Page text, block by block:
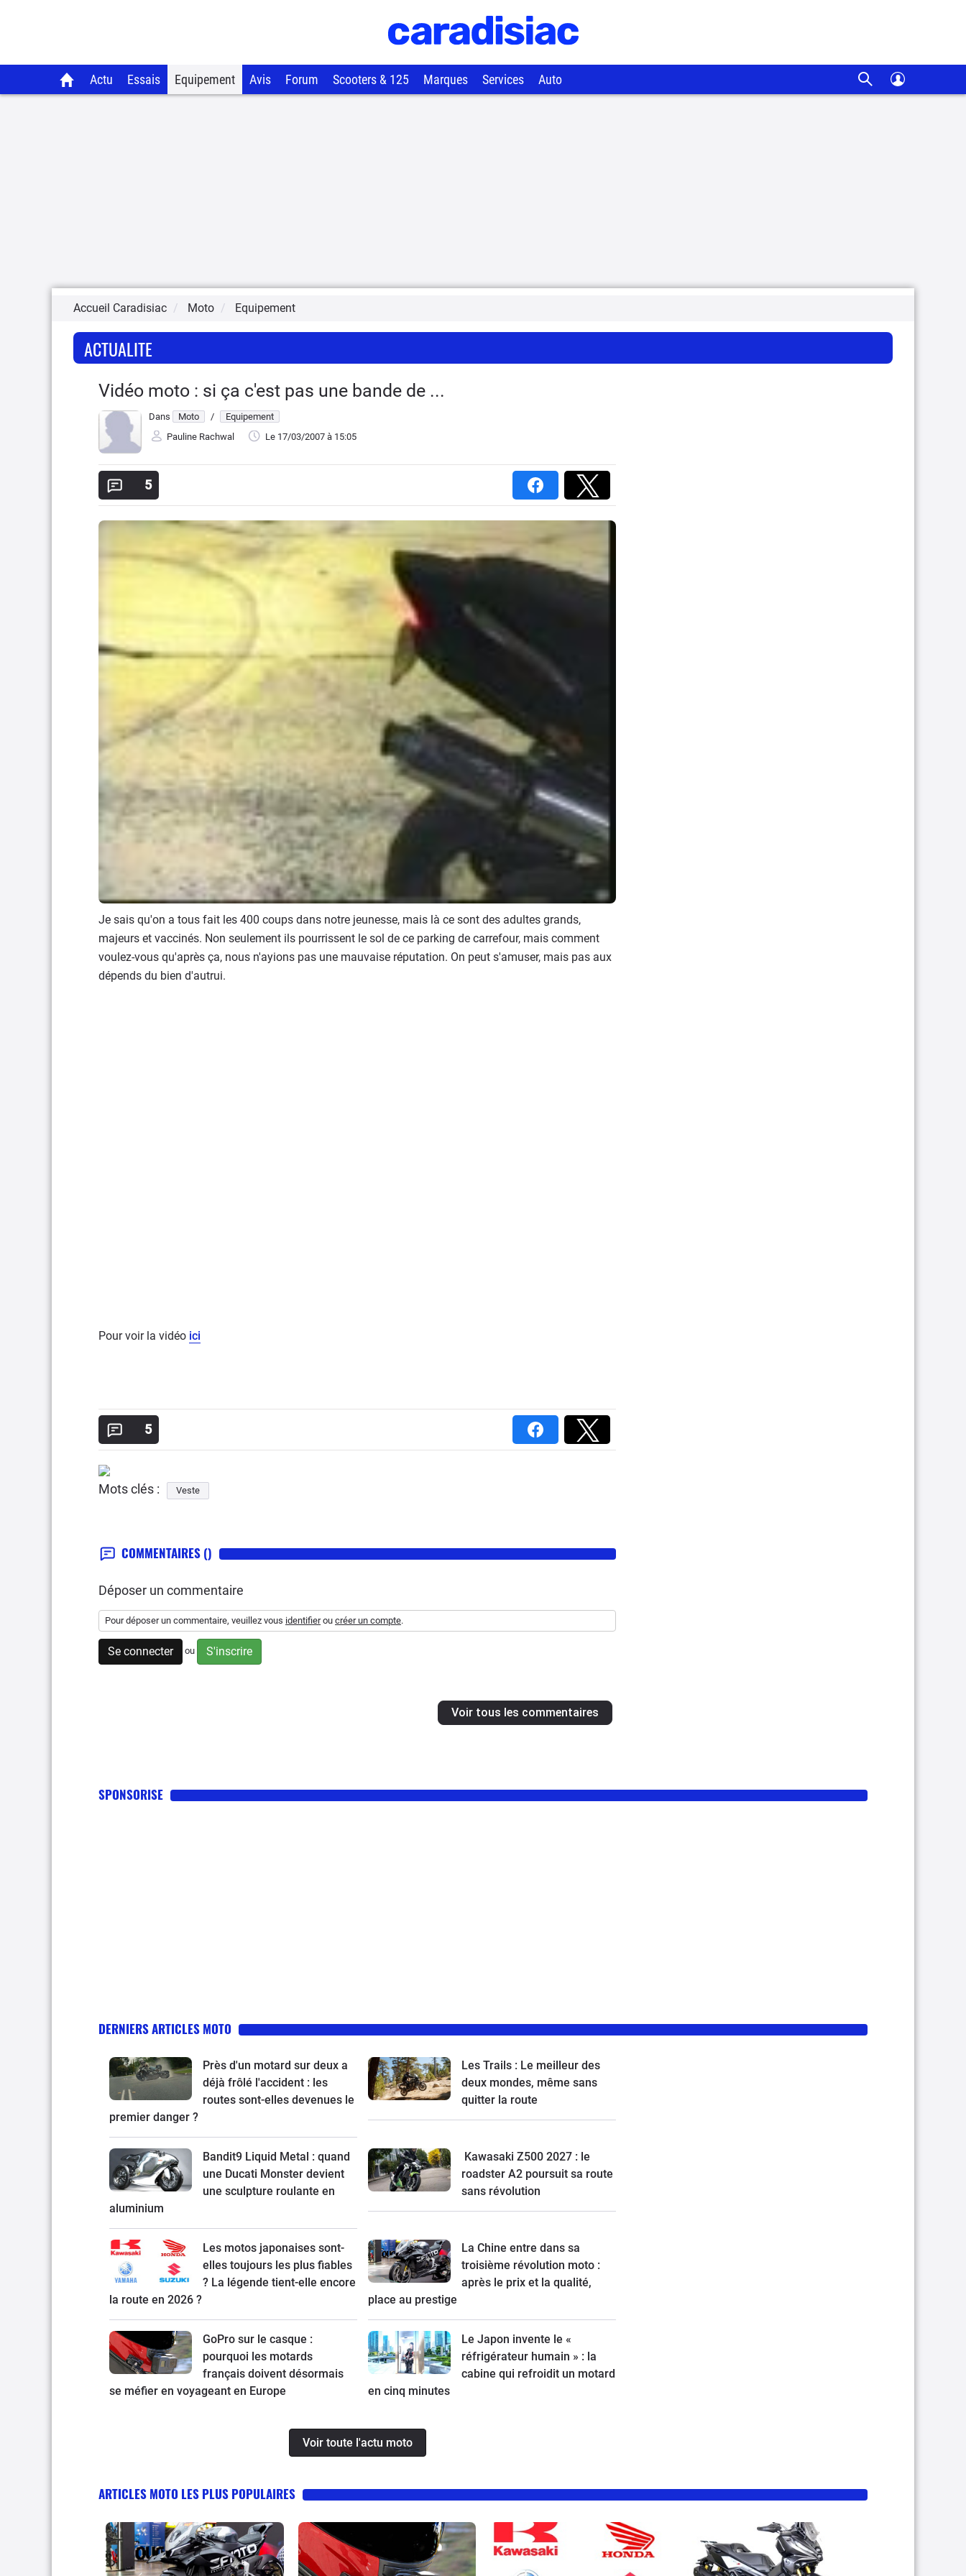
Actu Essais Equipement Avis Forum Scooters & 125 Marques Services Auto
Accueil Caradisiac Moto Equipement
ACTUALITE
Vidéo moto : si ça c'est pas une bande de ...
Dans Moto /
Equipement
Pauline Rachwal
Le 17/03/2007 à 15:05
5
Je sais qu'on a tous fait les 400 coups dans notre jeunesse, mais là ce sont des adultes grands,
majeurs et vaccinés. Non seulement ils pourrissent le sol de ce parking de carrefour, mais comment
voulez-vous qu'après ça, nous n'ayions pas une mauvaise réputation. On peut s'amuser, mais pas aux
dépends du bien d'autrui.
Pour voir la vidéo ici
5
Mots clés : Veste
COMMENTAIRES ()
Déposer un commentaire
Pour déposer un commentaire, veuillez vous identifierou créer un compte.
Se connecter ou S'inscrire
Voir tous les commentaires
SPONSORISE
DERNIERS ARTICLES MOTO
Près d'un motard sur deux a
déjà frôlé l'accident : les
routes sont-elles devenues le
premier danger ?
Les Trails : Le meilleur des
deux mondes, même sans
quitter la route
Bandit9 Liquid Metal : quand
une Ducati Monster devient
une sculpture roulante en
aluminium
Kawasaki Z500 2027 : le
roadster A2 poursuit sa route
sans révolution
Les motos japonaises sont-
elles toujours les plus fiables
? La légende tient-elle encore
la route en 2026 ?
La Chine entre dans sa
troisième révolution moto :
après le prix et la qualité,
place au prestige
GoPro sur le casque :
pourquoi les motards
français doivent désormais
se méfier en voyageant en Europe
Le Japon invente le «
réfrigérateur humain » : la
cabine qui refroidit un motard
en cinq minutes
Voir toute l'actu moto
ARTICLES MOTO LES PLUS POPULAIRES